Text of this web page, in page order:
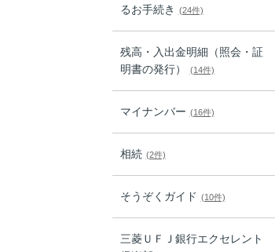
るお手続き
(24件)
残高・入出金明細（照会・証
明書の発行）
(14件)
マイナンバー (16件)
相続 (2件)
そうぞくガイド (10件)
三菱ＵＦＪ銀行エクセレント